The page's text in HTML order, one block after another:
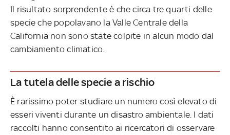
Il risultato sorprendente è che circa tre quarti delle
specie che popolavano la Valle Centrale della
California non sono state colpite in alcun modo dal
cambiamento climatico.
La tutela delle specie a rischio
È rarissimo poter studiare un numero così elevato di
esseri viventi durante un disastro ambientale. I dati
raccolti hanno consentito ai ricercatori di osservare